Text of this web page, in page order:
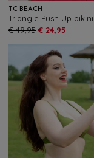
TC BEACH
€ 49,95 € 24,95